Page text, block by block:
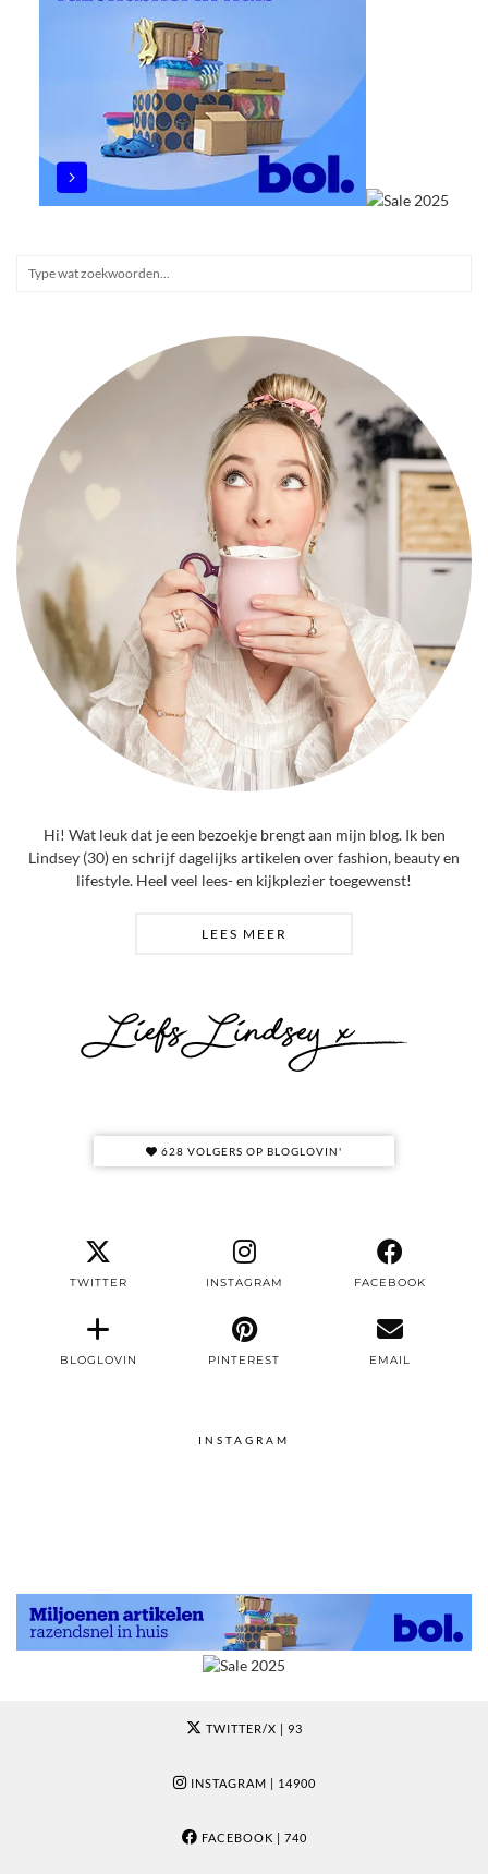
Hi! Wat leuk dat je een bezoekje brengt aan mijn blog. Ik ben
Lindsey (30) en schrijf dagelijks artikelen over fashion, beauty en
lifestyle. Heel veel lees- en kijkplezier toegewenst!
LEES MEER
628 VOLGERS OP BLOGLOVIN'
TWITTER INSTAGRAM FACEBOOK
BLOGLOVIN PINTEREST EMAIL
INSTAGRAM
TWITTER/X | 93
INSTAGRAM | 14900
FACEBOOK | 740